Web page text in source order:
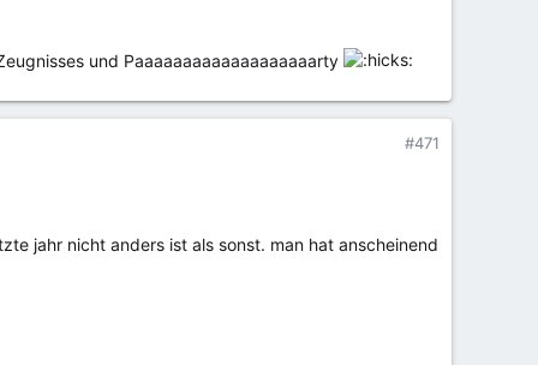
und Paaaaaaaaaaaaaaaaaaarty
#471
jahr nicht anders ist als sonst. man hat anscheinend